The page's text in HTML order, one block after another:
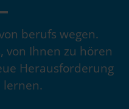
berufs wegen.
von Ihnen zu hören
Herausforderung
lernen.